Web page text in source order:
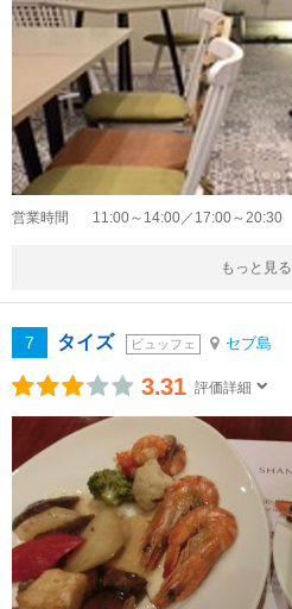
営業時間 11:00～14:00／17:00～20:30
もっと見る
7 タイズ ビュッフェ セブ島
3.31 評価詳細